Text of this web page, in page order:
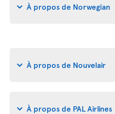
À propos de Norwegian
À propos de Nouvelair
À propos de PAL Airlines